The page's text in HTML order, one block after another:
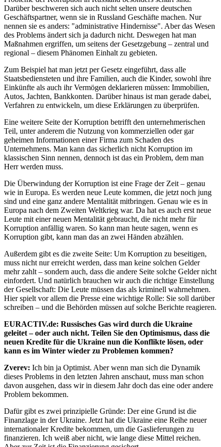
Darüber beschweren sich auch nicht selten unsere deutschen
Geschäftspartner, wenn sie in Russland Geschäfte machen. Nur
nennen sie es anders: "administrative Hindernisse". Aber das Wesen
des Problems ändert sich ja dadurch nicht. Deswegen hat man
Maßnahmen ergriffen, um seitens der Gesetzgebung – zentral und
regional – diesem Phänomen Einhalt zu gebieten.
Zum Beispiel hat man jetzt per Gesetz eingeführt, dass alle
Staatsbediensteten und ihre Familien, auch die Kinder, sowohl ihre
Einkünfte als auch ihr Vermögen deklarieren müssen: Immobilien,
Autos, Jachten, Bankkonten. Darüber hinaus ist man gerade dabei,
Verfahren zu entwickeln, um diese Erklärungen zu überprüfen.
Eine weitere Seite der Korruption betrifft den unternehmerischen
Teil, unter anderem die Nutzung von kommerziellen oder gar
geheimen Informationen einer Firma zum Schaden des
Unternehmens. Man kann das sicherlich nicht Korruption im
klassischen Sinn nennen, dennoch ist das ein Problem, dem man
Herr werden muss.
Die Überwindung der Korruption ist eine Frage der Zeit – genau
wie in Europa. Es werden neue Leute kommen, die jetzt noch jung
sind und eine ganz andere Mentalität mitbringen. Genau wie es in
Europa nach dem Zweiten Weltkrieg war. Da hat es auch erst neue
Leute mit einer neuen Mentalität gebraucht, die nicht mehr für
Korruption anfällig waren. So kann man heute sagen, wenn es
Korruption gibt, kann man das an zwei Händen abzählen.
Außerdem gibt es die zweite Seite: Um Korruption zu beseitigen,
muss nicht nur erreicht werden, dass man keine solchen Gelder
mehr zahlt – sondern auch, dass die andere Seite solche Gelder nicht
einfordert. Und natürlich brauchen wir auch die richtige Einstellung
der Gesellschaft: Die Leute müssen das als kriminell wahrnehmen.
Hier spielt vor allem die Presse eine wichtige Rolle: Sie soll darüber
schreiben – und die Behörden müssen auf solche Berichte reagieren.
EURACTIV.de: Russisches Gas wird durch die Ukraine
geleitet – oder auch nicht. Teilen Sie den Optimismus, dass die
neuen Kredite für die Ukraine nun die Konflikte lösen, oder
kann es im Winter wieder zu Problemen kommen?
Zverev: Ich bin ja Optimist. Aber wenn man sich die Dynamik
dieses Problems in den letzten Jahren anschaut, muss man schon
davon ausgehen, dass wir in diesem Jahr doch das eine oder andere
Problem bekommen.
Dafür gibt es zwei prinzipielle Gründe: Der eine Grund ist die
Finanzlage in der Ukraine. Jetzt hat die Ukraine eine Reihe neuer
internationaler Kredite bekommen, um die Gaslieferungen zu
finanzieren. Ich weiß aber nicht, wie lange diese Mittel reichen.